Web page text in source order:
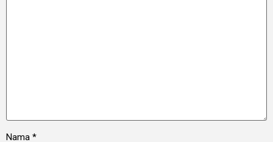
Nama *